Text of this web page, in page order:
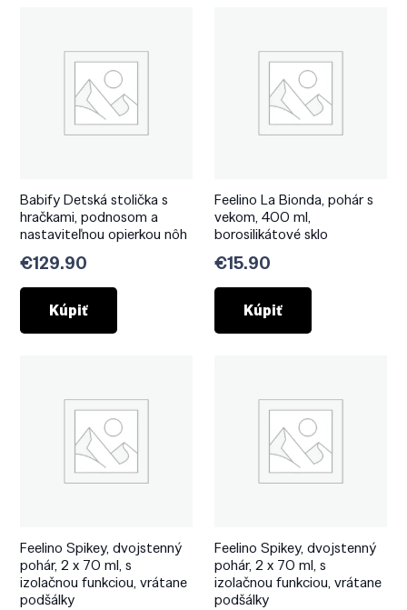
Babify Detská stolička s
hračkami, podnosom a
nastaviteľnou opierkou nôh
€129.90
Kúpiť
Feelino La Bionda, pohár s
vekom, 400 ml,
borosilikátové sklo
€15.90
Kúpiť
Feelino Spikey, dvojstenný
pohár, 2 x 70 ml, s
izolačnou funkciou, vrátane
podšálky
Feelino Spikey, dvojstenný
pohár, 2 x 70 ml, s
izolačnou funkciou, vrátane
podšálky